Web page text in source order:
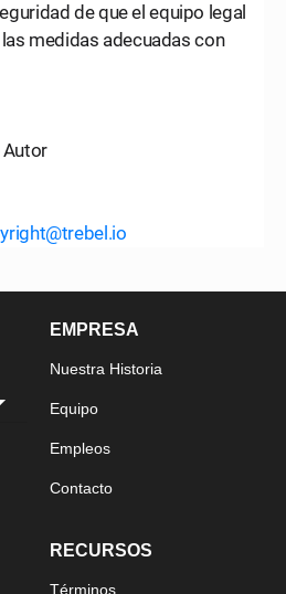
de que el equipo legal
medidas adecuadas con
Autor
EMPRESA
Nuestra Historia
Equipo
Empleos
Contacto
RECURSOS
Términos